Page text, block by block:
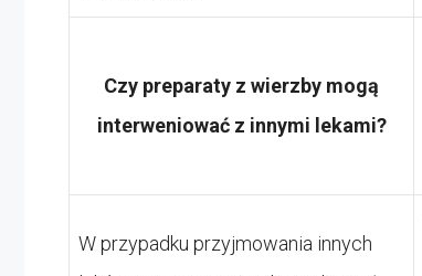
Czy preparaty z wierzby mogą
interweniować z innymi lekami?
W przypadku przyjmowania innych